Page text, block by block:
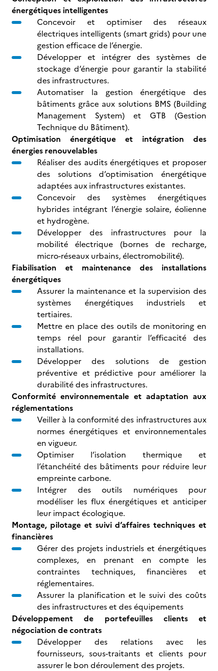
énergétiques intelligentes
Concevoir et optimiser des réseaux
électriques intelligents (smart grids) pour une
gestion efficace de l’énergie.
Développer et intégrer des systèmes de
stockage d’énergie pour garantir la stabilité
des infrastructures.
Automatiser la gestion énergétique des
bâtiments grâce aux solutions BMS (Building
Management System) et GTB (Gestion
Technique du Bâtiment).
Optimisation énergétique et intégration des
énergies renouvelables
Réaliser des audits énergétiques et proposer
des solutions d’optimisation énergétique
adaptées aux infrastructures existantes.
Concevoir des systèmes énergétiques
hybrides intégrant l’énergie solaire, éolienne
et hydrogène.
Développer des infrastructures pour la
mobilité électrique (bornes de recharge,
micro-réseaux urbains, électromobilité).
Fiabilisation et maintenance des installations
énergétiques
Assurer la maintenance et la supervision des
systèmes énergétiques industriels et
tertiaires.
Mettre en place des outils de monitoring en
temps réel pour garantir l’efficacité des
installations.
Développer des solutions de gestion
préventive et prédictive pour améliorer la
durabilité des infrastructures.
Conformité environnementale et adaptation aux
réglementations
Veiller à la conformité des infrastructures aux
normes énergétiques et environnementales
en vigueur.
Optimiser l’isolation thermique et
l’étanchéité des bâtiments pour réduire leur
empreinte carbone.
Intégrer des outils numériques pour
modéliser les flux énergétiques et anticiper
leur impact écologique.
Montage, pilotage et suivi d’affaires techniques et
financières
Gérer des projets industriels et énergétiques
complexes, en prenant en compte les
contraintes techniques, financières et
réglementaires.
Assurer la planification et le suivi des coûts
des infrastructures et des équipements
Développement de portefeuilles clients et
négociation de contrats
Développer des relations avec les
fournisseurs, sous-traitants et clients pour
assurer le bon déroulement des projets.